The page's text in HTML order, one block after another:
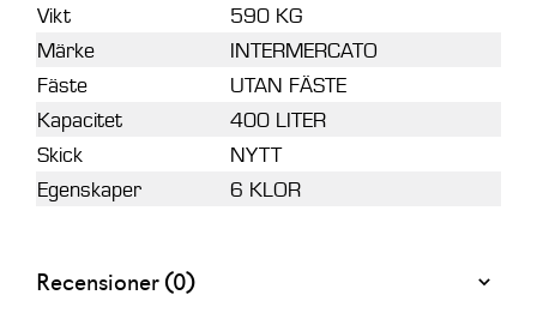
Vikt
590 KG
Märke
INTERMERCATO
Fäste
UTAN FÄSTE
Kapacitet
400 LITER
Skick
NYTT
Egenskaper
6 KLOR
Recensioner (0)